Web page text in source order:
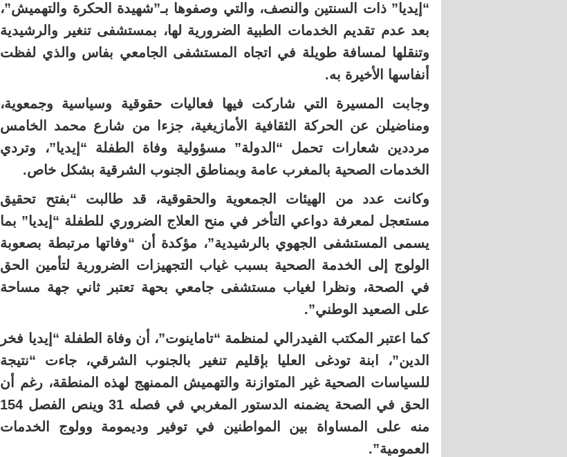
“إيديا” ذات السنتين والنصف، والتي وصفوها بـ”شهيدة الحكرة والتهميش”،
بعد عدم تقديم الخدمات الطبية الضرورية لها، بمستشفى تنغير والرشيدية
وتنقلها لمسافة طويلة في اتجاه المستشفى الجامعي بفاس والذي لفظت
أنفاسها الأخيرة به.
وجابت المسيرة التي شاركت فيها فعاليات حقوقية وسياسية وجمعوية،
ومناضيلن عن الحركة الثقافية الأمازيغية، جزءا من شارع محمد الخامس
مرددين شعارات تحمل “الدولة” مسؤولية وفاة الطفلة “إيديا”، وتردي
الخدمات الصحية بالمغرب عامة وبمناطق الجنوب الشرقية بشكل خاص.
وكانت عدد من الهيئات الجمعوية والحقوقية، قد طالبت “بفتح تحقيق
مستعجل لمعرفة دواعي التأخر في منح العلاج الضروري للطفلة “إيديا” بما
يسمى المستشفى الجهوي بالرشيدية”، مؤكدة أن “وفاتها مرتبطة بصعوبة
الولوج إلى الخدمة الصحية بسبب غياب التجهيزات الضرورية لتأمين الحق
في الصحة، ونظرا لغياب مستشفى جامعي بحهة تعتبر ثاني جهة مساحة
على الصعيد الوطني”.
كما اعتبر المكتب الفيدرالي لمنظمة “تاماينوت”، أن وفاة الطفلة “إيديا فخر
الدين”، ابنة تودغى العليا بإقليم تنغير بالجنوب الشرقي، جاءت “نتيجة
للسياسات الصحية غير المتوازنة والتهميش الممنهج لهذه المنطقة، رغم أن
الحق في الصحة يضمنه الدستور المغربي في فصله 31 وينص الفصل 154
منه على المساواة بين المواطنين في توفير وديمومة وولوج الخدمات
العمومية”.